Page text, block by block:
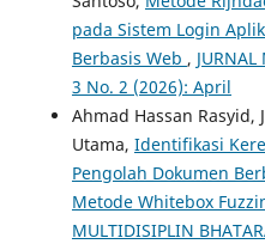
pada Sistem Login
Berbasis Web ,
3 No. 2 (2026): April
Ahmad Hassan Rasyid,
Utama, Identifikasi
Pengolah Dokumen
Metode Whitebox
MULTIDISIPLIN